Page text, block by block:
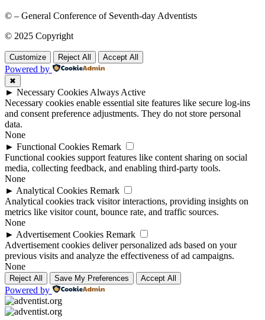
© – General Conference of Seventh-day Adventists
© 2025 Copyright
Customize Reject All Accept All
Powered by
✖
► Necessary Cookies Always Active
Necessary cookies enable essential site features like secure log-ins
and consent preference adjustments. They do not store personal
data.
None
► Functional Cookies Remark
Functional cookies support features like content sharing on social
media, collecting feedback, and enabling third-party tools.
None
► Analytical Cookies Remark
Analytical cookies track visitor interactions, providing insights on
metrics like visitor count, bounce rate, and traffic sources.
None
► Advertisement Cookies Remark
Advertisement cookies deliver personalized ads based on your
previous visits and analyze the effectiveness of ad campaigns.
None
Reject All Save My Preferences Accept All
Powered by